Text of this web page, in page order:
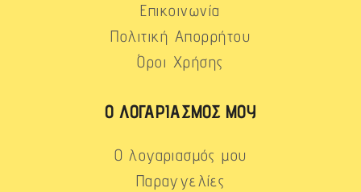
Επικοινωνία
Πολιτική Απορρήτου
Όροι Χρήσης
Ο ΛΟΓΑΡΙΑΣΜΌΣ ΜΟΥ
Ο λογαριασμός μου
Παραγγελίες